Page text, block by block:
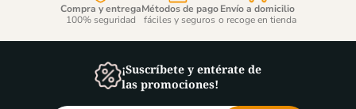
Compra y entrega
100% seguridad
Métodos de pago
fáciles y seguros
Envío a domicilio
o recoge en tienda
¡Suscríbete y entérate de
las promociones!